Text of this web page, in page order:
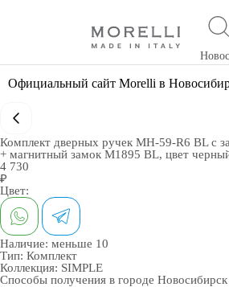
Официальный сайт Morelli в
Комплект дверных ручек MH-59-R6 BL с
+ магнитный замок M1895 BL, цвет
4 730
₽
Цвет:
Наличие: меньше 10
Тип: Комплект
Коллекция: SIMPLE
Способы получения в городе Новосибирск